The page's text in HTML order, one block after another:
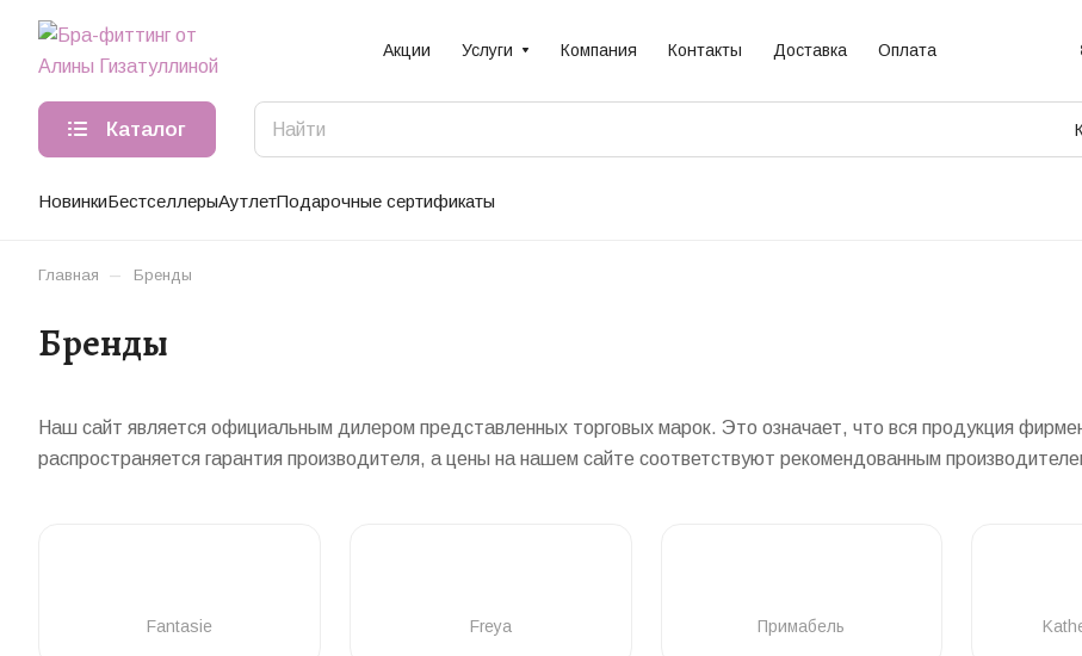
Акции Услуги Компания Контакты Доставка Оплата
Каталог
НовинкиБестселлерыАутлетПодарочные сертификаты
Главная – Бренды
Бренды
Наш сайт является официальным дилером представленных торговых марок. Это означает, что вся продукция
распространяется гарантия производителя, а цены на нашем сайте соответствуют рекомендованным
Fantasie Freya Примабель